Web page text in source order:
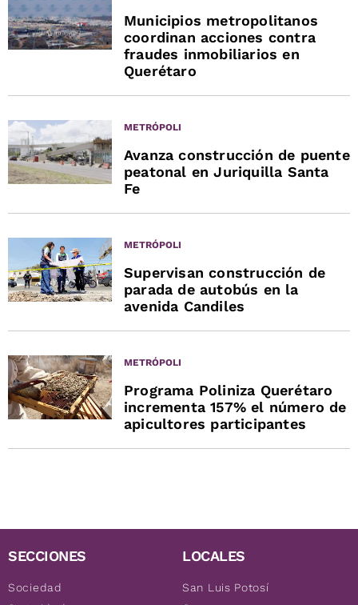
Municipios metropolitanos
coordinan acciones contra
fraudes inmobiliarios en
Querétaro
METRÓPOLI
Avanza construcción de puente
peatonal en Juriquilla Santa
Fe
METRÓPOLI
Supervisan construcción de
parada de autobús en la
avenida Candiles
METRÓPOLI
Programa Poliniza Querétaro
incrementa 157% el número de
apicultores participantes
SECCIONES
Sociedad
LOCALES
San Luis Potosí